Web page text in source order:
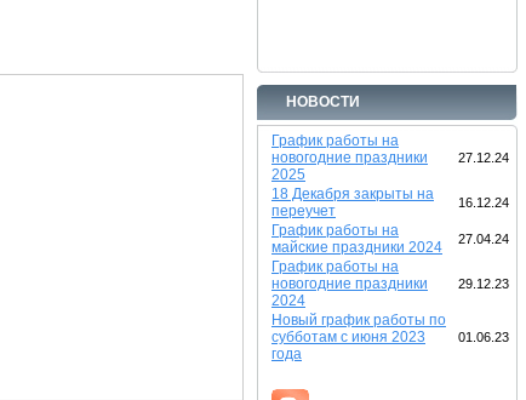
НОВОСТИ
График работы на
новогодние праздники
2025
27.12.24
18 Декабря закрыты на
переучет
16.12.24
График работы на
майские праздники 2024
27.04.24
График работы на
новогодние праздники
2024
29.12.23
Новый график работы по
субботам с июня 2023
года
01.06.23